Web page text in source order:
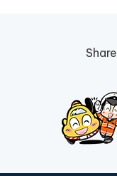
Share